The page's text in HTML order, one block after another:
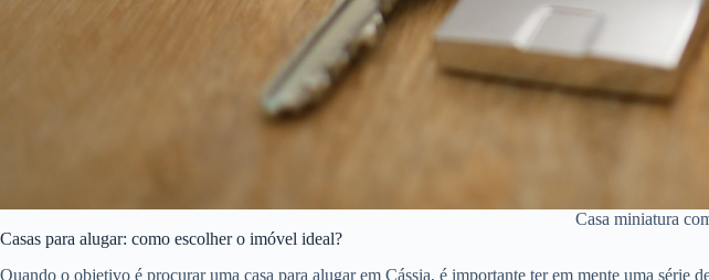
Casa miniatura
Casas para alugar: como escolher o imóvel ideal?
Quando o objetivo é procurar uma casa para alugar em Cássia, é importante ter em mente uma série